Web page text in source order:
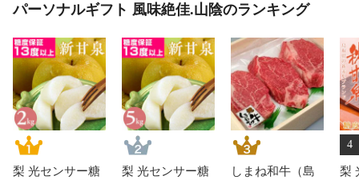
パーソナルギフト 風味絶佳.山陰のランキング
梨 光センサー糖
梨 光センサー糖
しまね和牛（島
4
梨